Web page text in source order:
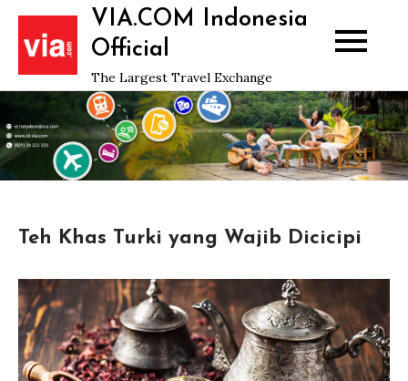
Skip
content
VIA.COM Indonesia
Official
The Largest Travel Exchange
Teh Khas Turki yang Wajib Dicicipi